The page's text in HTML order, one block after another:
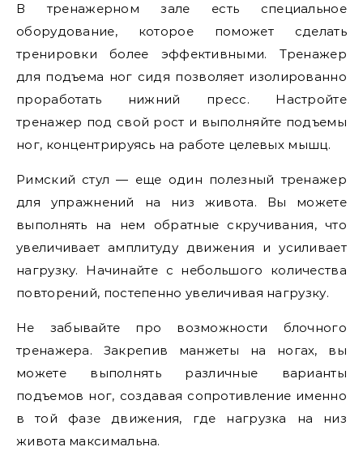
В тренажерном зале есть специальное
оборудование, которое поможет сделать
тренировки более эффективными. Тренажер
для подъема ног сидя позволяет изолированно
проработать нижний пресс. Настройте
тренажер под свой рост и выполняйте подъемы
ног, концентрируясь на работе целевых мышц.
Римский стул — еще один полезный тренажер
для упражнений на низ живота. Вы можете
выполнять на нем обратные скручивания, что
увеличивает амплитуду движения и усиливает
нагрузку. Начинайте с небольшого количества
повторений, постепенно увеличивая нагрузку.
Не забывайте про возможности блочного
тренажера. Закрепив манжеты на ногах, вы
можете выполнять различные варианты
подъемов ног, создавая сопротивление именно
в той фазе движения, где нагрузка на низ
живота максимальна.